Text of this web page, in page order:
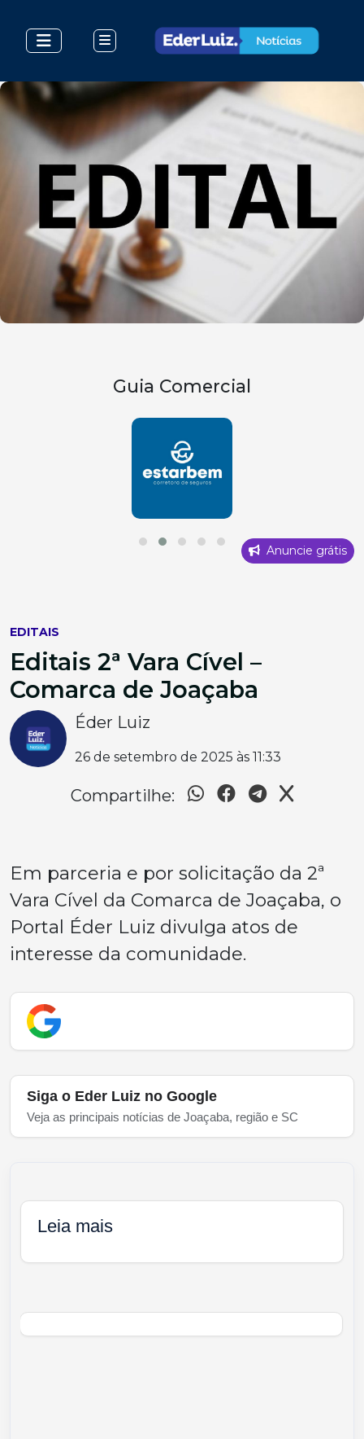
Guia Comercial
Anuncie grátis
EDITAIS
Editais 2ª Vara Cível –
Comarca de Joaçaba
Éder Luiz
26 de setembro de 2025 às 11:33
Compartilhe:
Em parceria e por solicitação da 2ª
Vara Cível da Comarca de Joaçaba, o
Portal Éder Luiz divulga atos de
interesse da comunidade.
Siga o Eder Luiz no Google
Veja as principais notícias de Joaçaba, região e SC
Leia mais